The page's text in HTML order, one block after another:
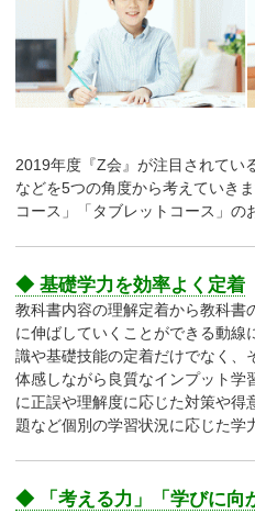
2019年度『Z会』が注目されてい
などを5つの角度から考えていき
コース」「タブレットコース」の
◆ 基礎学力を効率よく定着
教科書内容の理解定着から教科書
に伸ばしていくことができる動線
識や基礎技能の定着だけでなく、
体感しながら良質なインプット学
に正誤や理解度に応じた対策や得
題など個別の学習状況に応じた学
◆ 「考える力」「学びに向